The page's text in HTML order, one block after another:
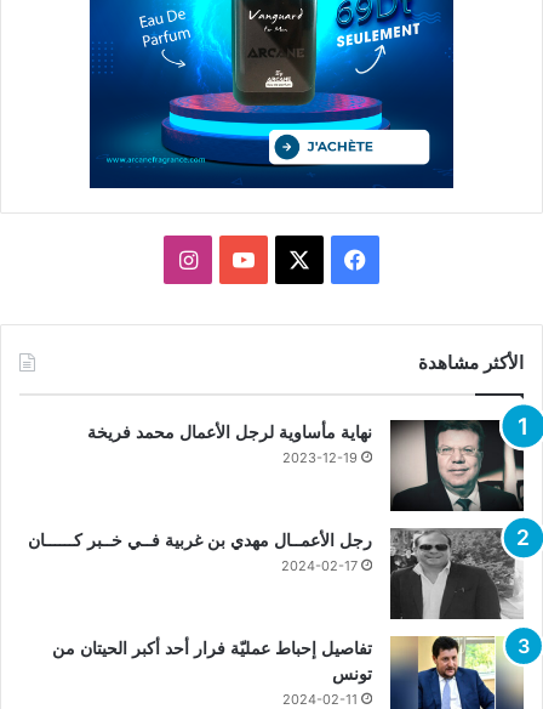
فيسبوك يوتيوبانستقرام
الأكثر مشاهدة
نهاية مأساوية لرجل الأعمال محمد فريخة
2023-12-19
رجل الأعمــال مهدي بن غربية فــي خــبر كــــــان
2024-02-17
تفاصيل إحباط عمليّة فرار أحد أكبر الحيتان من
تونس
2024-02-11